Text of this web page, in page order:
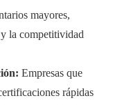
mayores,
la competitividad
Empresas que
rápidas